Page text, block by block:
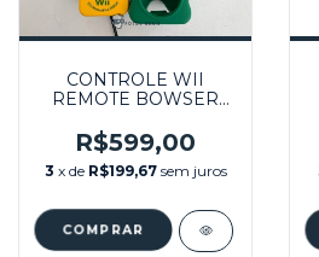
CONTROLE WII
REMOTE BOWSER
PLUS INSIDE
SEMINOVO - WII
R$599,00
3 x de R$199,67 sem juros